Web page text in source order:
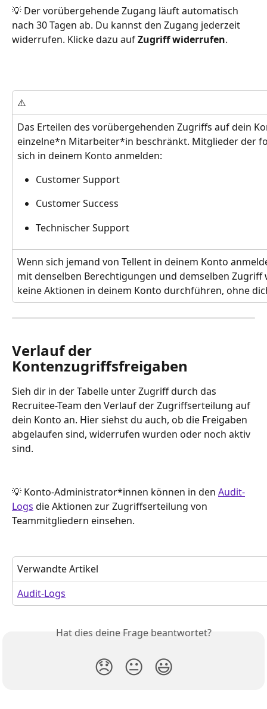
💡 Der vorübergehende Zugang läuft automatisch
nach 30 Tagen ab. Du kannst den Zugang jederzeit
widerrufen. Klicke dazu auf Zugriff widerrufen.
⚠️
Das Erteilen des vorübergehenden Zugriffs auf dein
einzelne*n Mitarbeiter*in beschränkt. Mitglieder der
sich in deinem Konto anmelden:
Customer Support
Customer Success
Technischer Support
Wenn sich jemand von Tellent in deinem Konto
mit denselben Berechtigungen und demselben Zugriff
keine Aktionen in deinem Konto durchführen, ohne
Verlauf der
Kontenzugriffsfreigaben
Sieh dir in der Tabelle unter Zugriff durch das
Recruitee-Team den Verlauf der Zugriffserteilung auf
dein Konto an. Hier siehst du auch, ob die Freigaben
abgelaufen sind, widerrufen wurden oder noch aktiv
sind.
💡 Konto-Administrator*innen können in den Audit-
Logs die Aktionen zur Zugriffserteilung von
Teammitgliedern einsehen.
Verwandte Artikel
Audit-Logs
Hat dies deine Frage beantwortet?
😞 😐 😃